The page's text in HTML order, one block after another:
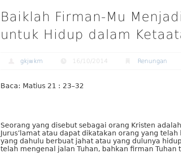
Baiklah Firman-Mu
untuk Hidup dalam
gkjwkm 16/10/2014 Renungan
Baca: Matius 21 : 23–32
Seorang yang disebut sebagai orang Kristen
Jurus’lamat atau dapat dikatakan orang yang
yang dahulu berbuat jahat atau yang dulunya
telah mengenal jalan Tuhan, bahkan firman